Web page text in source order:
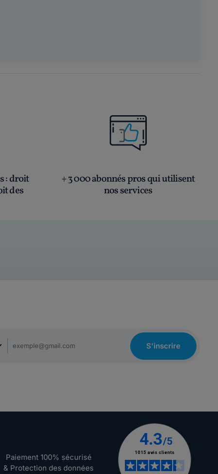
: droit
des
+ 3 000 abonnés pros qui utilisent
nos services
S'inscrire
Paiement 100% sécurisé
& Protection des données